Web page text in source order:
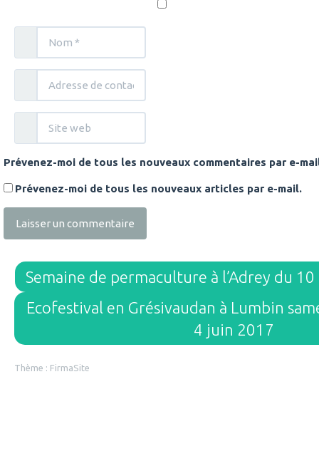
Prévenez-moi de tous les nouveaux commentaires par e-
Prévenez-moi de tous les nouveaux articles par e-mail.
Semaine de permaculture à l’Adrey du
Ecofestival en Grésivaudan à Lumbin
4 juin 2017
Thème : FirmaSite